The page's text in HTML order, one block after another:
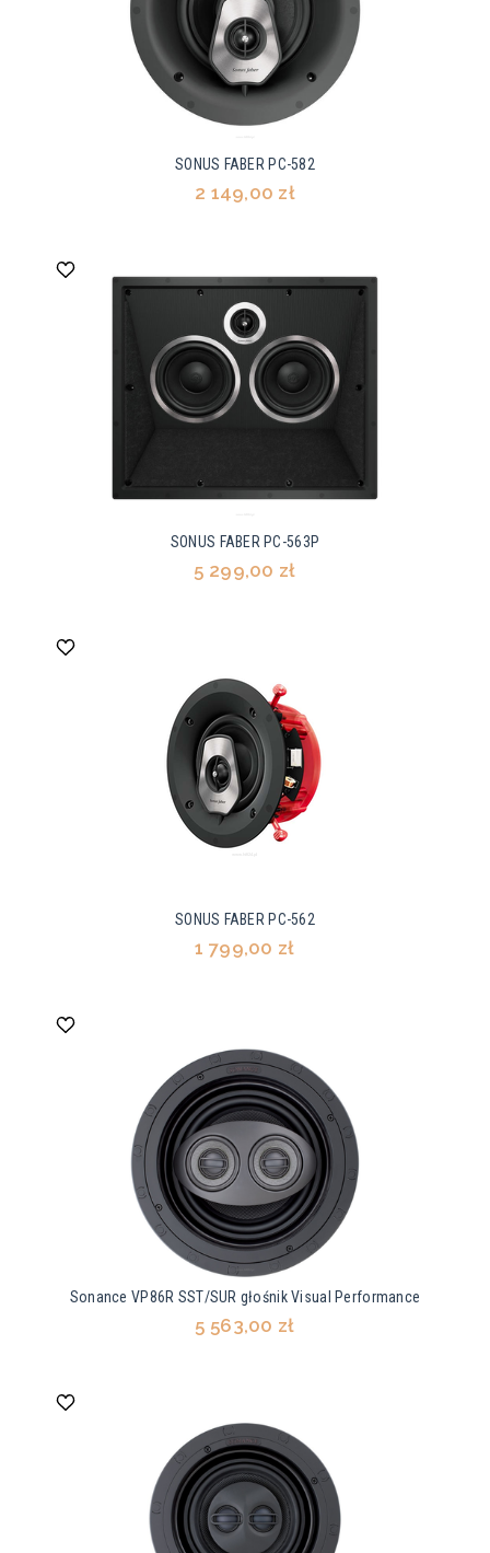
SONUS FABER PC-582
2 149,00 zł
SONUS FABER PC-563P
5 299,00 zł
SONUS FABER PC-562
1 799,00 zł
Sonance VP86R SST/SUR głośnik Visual Performance
5 563,00 zł